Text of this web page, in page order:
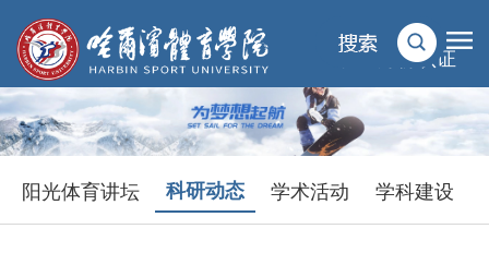
统一身份认证
阳光体育讲坛 科研动态 学术活动 学科建设